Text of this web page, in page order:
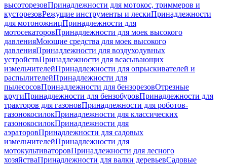
высоторезовПринадлежности для мотокос, триммеров и
кусторезовРежущие инструменты и лескиПринадлежности
для мотоножницПринадлежности для
мотосекаторовПринадлежности для моек высокого
давленияМоющие средства для моек высокого
давленияПринадлежности для воздуходувных
устройствПринадлежности для всасывающих
измельчителейПринадлежности для опрыскивателей и
распылителейПринадлежности для
пылесосовПринадлежности для бензорезовОтрезные
кругиПринадлежности для бензобуровПринадлежности для
тракторов для газоновПринадлежности для роботов-
газонокосилокПринадлежности для классических
газонокосилокПринадлежности для
аэраторовПринадлежности для садовых
измельчителейПринадлежности для
мотокультиваторовПринадлежности для лесного
хозяйстваПринадлежности для валки деревьевСадовые